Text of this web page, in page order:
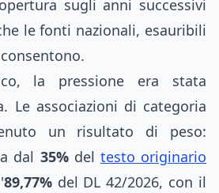
sugli anni successivi
le fonti nazionali, esauribili
la pressione era stata
Le associazioni di categoria
un risultato di peso:
dal 35%del testo originario
89,77%del DL 42/2026, con il